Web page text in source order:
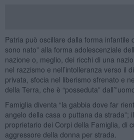
Patria può oscillare dalla forma infantile
sono nato” alla forma adolescenziale
nazione o, meglio, dei ricchi di una
nel razzismo e nell’intolleranza verso il
privata, sfocia nel liberismo sfrenato e
della Terra, che è “posseduta”
Famiglia diventa “la gabbia dove far
angelo della casa o puttana da strada”;
proprietario dei Corpi della Famiglia, di
aggressore della donna per strada.